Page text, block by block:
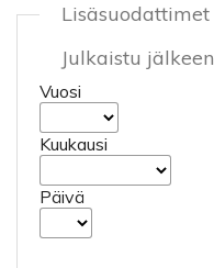
Lisäsuodattimet
Julkaistu jälkeen
Vuosi
Kuukausi
Päivä